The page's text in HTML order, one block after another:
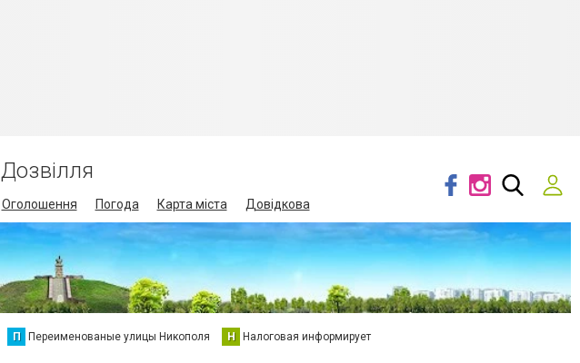
Дозвілля
Оголошення Погода Карта міста Довідкова
П Переименованые улицы Никополя Н Налоговая информирует